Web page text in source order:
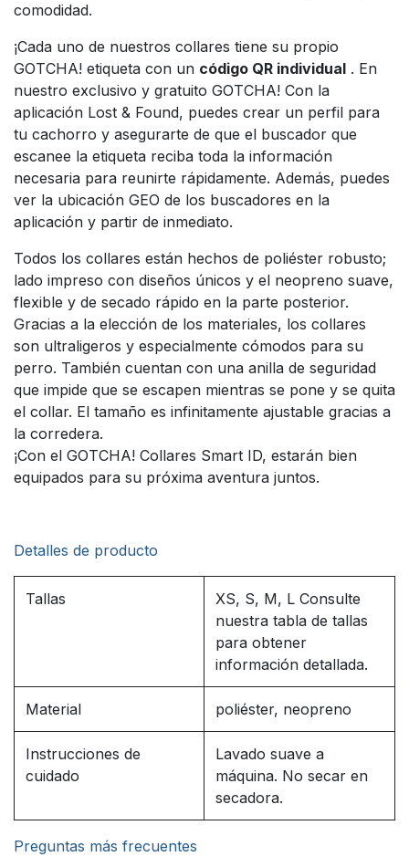
comodidad.
¡Cada uno de nuestros collares tiene su propio
GOTCHA! etiqueta con un código QR individual . En
nuestro exclusivo y gratuito GOTCHA! Con la
aplicación Lost & Found, puedes crear un perfil para
tu cachorro y asegurarte de que el buscador que
escanee la etiqueta reciba toda la información
necesaria para reunirte rápidamente. Además, puedes
ver la ubicación GEO de los buscadores en la
aplicación y partir de inmediato.
Todos los collares están hechos de poliéster robusto;
lado impreso con diseños únicos y el neopreno suave,
flexible y de secado rápido en la parte posterior.
Gracias a la elección de los materiales, los collares
son ultraligeros y especialmente cómodos para su
perro. También cuentan con una anilla de seguridad
que impide que se escapen mientras se pone y se quita
el collar. El tamaño es infinitamente ajustable gracias a
la corredera.
¡Con el GOTCHA! Collares Smart ID, estarán bien
equipados para su próxima aventura juntos.
Detalles de producto
Tallas
XS, S, M, L Consulte
nuestra tabla de tallas
para obtener
información detallada.
Material poliéster, neopreno
Instrucciones de
cuidado
Lavado suave a
máquina. No secar en
secadora.
Preguntas más frecuentes